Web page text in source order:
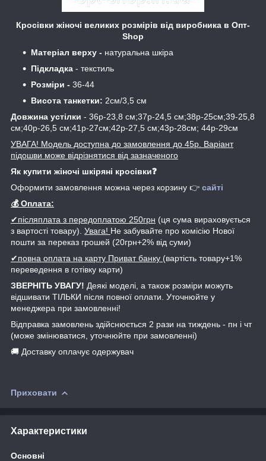
Кросівки жіночі великих розмірів від виробника в Опт-
Shop
Матеріал верху - натуральна шкіра
Підкладка - текстиль
Розміри - 36-44
Висота танкетки: 2см/3,5 см
Довжина устілки - 36р-23,8 см;37р-24,5 см;38р-25см;39-25,8
см;40р-26,5 см;41р-27см;42р-27,5 см;43р-28см; 44р-29см
УВАГА! Модель доступна до замовлення до 45р. Варіант
підошви може відрізнятися від зазначеного
Як купити жіночі шкіряні кросівки❓
Оформити замовлення можна через корзину 👉 сайті
💰 Оплата:
✔післяплата з передоплатою 250грн (ця сума вираховується
з вартості товару). Увага! Не забувайте про комісію Нової
пошти за переказ грошей (20грн+2% від суми)
✔повна оплата на карту Приват банку (вартість товару+1%
переведення в готівку карти)
ЗВЕРНІТЬ УВАГУ! Деякі моделі, а також розміри можуть
відшивати ТІЛЬКИ після повної оплати. Уточнюйте у
менеджера при замовленні!
Відправка замовлень здійснюється 2 рази на тиждень - пн і чт
(може змінюватися, уточнюйте при замовленні)
🚚 Доставку оплачує одержувач
Приховати
Характеристики
Основні